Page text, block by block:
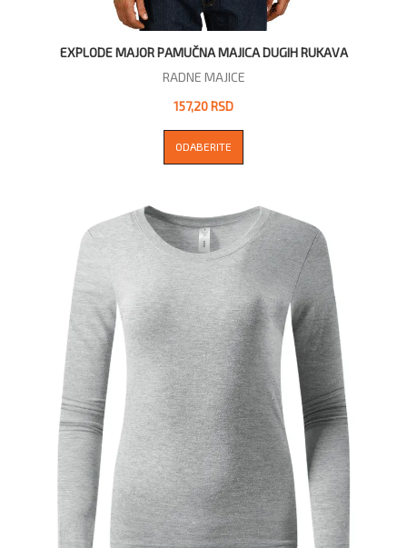
EXPLODE MAJOR PAMUČNA MAJICA DUGIH RUKAVA
RADNE MAJICE
157,20 RSD
ODABERITE